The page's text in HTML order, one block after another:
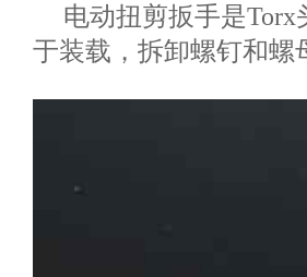
电动扭剪扳手是
于装载，拆卸螺钉和螺